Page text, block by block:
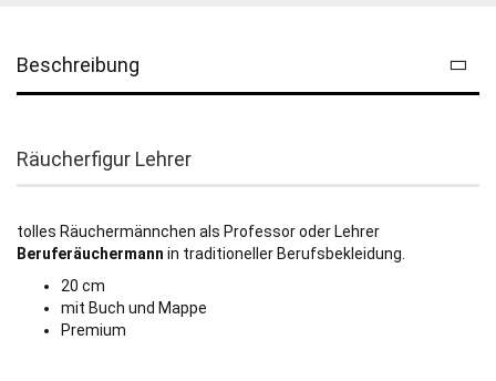
Beschreibung
Räucherfigur Lehrer
tolles Räuchermännchen als Professor oder Lehrer
Beruferäuchermann in traditioneller Berufsbekleidung.
20 cm
mit Buch und Mappe
Premium